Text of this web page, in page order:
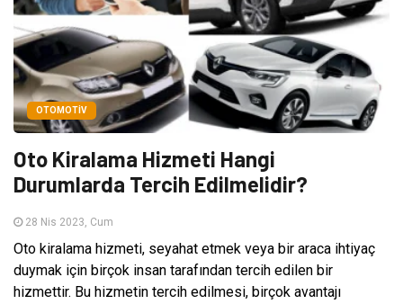
OTOMOTIV
Oto Kiralama Hizmeti Hangi
Durumlarda Tercih Edilmelidir?
28 Nis 2023, Cum
Oto kiralama hizmeti, seyahat etmek veya bir araca ihtiyaç
duymak için birçok insan tarafından tercih edilen bir
hizmettir. Bu hizmetin tercih edilmesi, birçok avantajı